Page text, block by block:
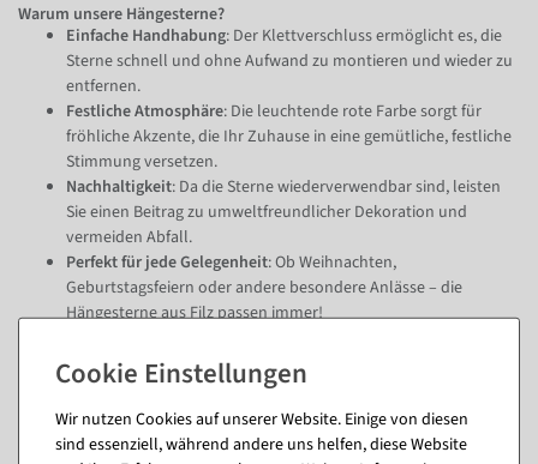
Warum unsere Hängesterne?
Einfache Handhabung: Der Klettverschluss ermöglicht es, die
Sterne schnell und ohne Aufwand zu montieren und wieder zu
entfernen.
Festliche Atmosphäre: Die leuchtende rote Farbe sorgt für
fröhliche Akzente, die Ihr Zuhause in eine gemütliche, festliche
Stimmung versetzen.
Nachhaltigkeit: Da die Sterne wiederverwendbar sind, leisten
Sie einen Beitrag zu umweltfreundlicher Dekoration und
vermeiden Abfall.
Perfekt für jede Gelegenheit: Ob Weihnachten,
Geburtstagsfeiern oder andere besondere Anlässe – die
Hängesterne aus Filz passen immer!
schaffen Sie eine festliche Stimmung die immer wieder begeistert!
Fragen zum Artikel
Wir nutzen Cookies auf unserer Website. Einige von diesen
sind essenziell, während andere uns helfen, diese Website